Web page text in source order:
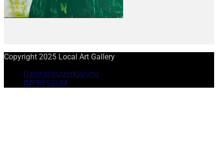
Copyright 2025 Local Art Gallery
Datenschutzerklärung
IMPRESSUM